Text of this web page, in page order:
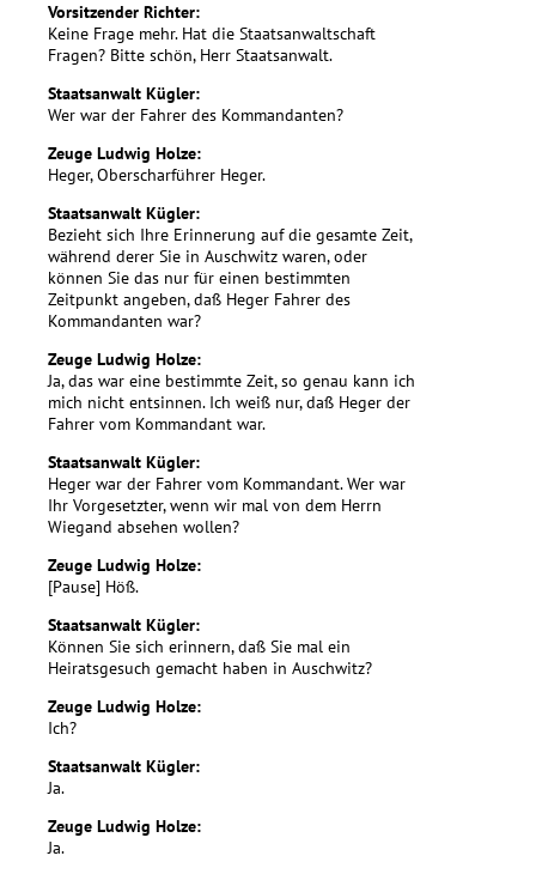
Vorsitzender Richter:
Keine Frage mehr. Hat die Staatsanwaltschaft
Fragen? Bitte schön, Herr Staatsanwalt.
Staatsanwalt Kügler:
Wer war der Fahrer des Kommandanten?
Zeuge Ludwig Holze:
Heger, Oberscharführer Heger.
Staatsanwalt Kügler:
Bezieht sich Ihre Erinnerung auf die gesamte Zeit,
während derer Sie in Auschwitz waren, oder
können Sie das nur für einen bestimmten
Zeitpunkt angeben, daß Heger Fahrer des
Kommandanten war?
Zeuge Ludwig Holze:
Ja, das war eine bestimmte Zeit, so genau kann ich
mich nicht entsinnen. Ich weiß nur, daß Heger der
Fahrer vom Kommandant war.
Staatsanwalt Kügler:
Heger war der Fahrer vom Kommandant. Wer war
Ihr Vorgesetzter, wenn wir mal von dem Herrn
Wiegand absehen wollen?
Zeuge Ludwig Holze:
[Pause] Höß.
Staatsanwalt Kügler:
Können Sie sich erinnern, daß Sie mal ein
Heiratsgesuch gemacht haben in Auschwitz?
Zeuge Ludwig Holze:
Ich?
Staatsanwalt Kügler:
Ja.
Zeuge Ludwig Holze:
Ja.